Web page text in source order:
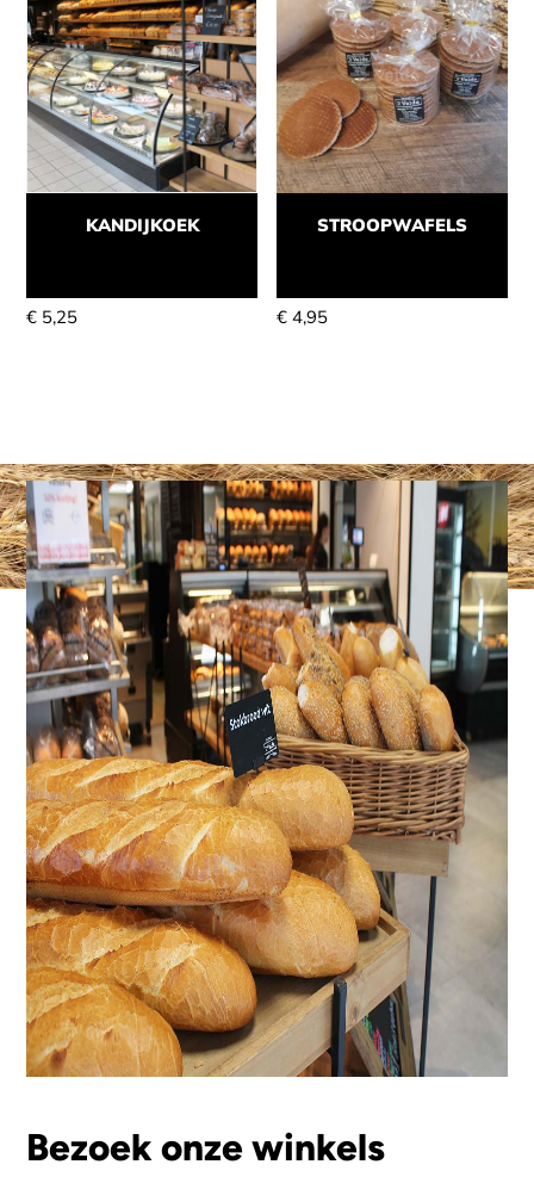
KANDIJKOEK
€ 5,25
STROOPWAFELS
€ 4,95
Bezoek onze winkels